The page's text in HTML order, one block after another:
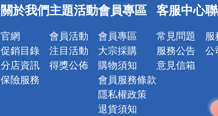
詐騙網頁！請小心！
關於我們
官網
促銷目錄
分店資訊
保險服務
主題活動
會員活動
注目活動
得獎公佈
會員專區
會員專區
大宗採購
購物須知
會員服務條款
隱私權政策
退貨須知
客服中心
常見問題
服務公告
意見信箱
服
公